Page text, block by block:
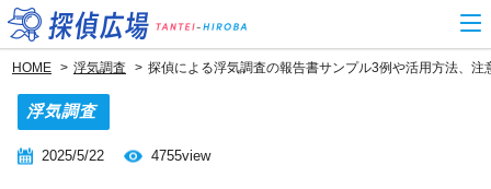
HOME 浮気調査 探偵による浮気調査の報告書サンプル3例や活用方法、注
浮気調査
2025/5/22 4755view